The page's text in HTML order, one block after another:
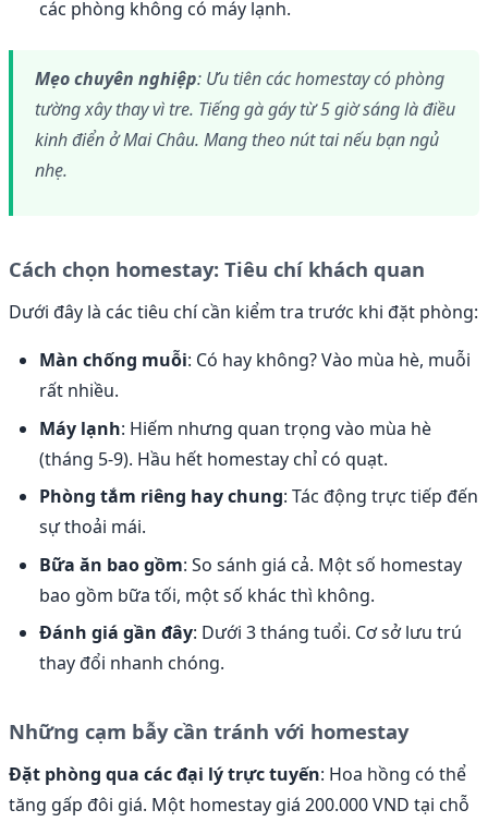
các phòng không có máy lạnh.
Mẹo chuyên nghiệp: Ưu tiên các homestay có phòng
tường xây thay vì tre. Tiếng gà gáy từ 5 giờ sáng là điều
kinh điển ở Mai Châu. Mang theo nút tai nếu bạn ngủ
nhẹ.
Cách chọn homestay: Tiêu chí khách quan
Dưới đây là các tiêu chí cần kiểm tra trước khi đặt phòng:
Màn chống muỗi: Có hay không? Vào mùa hè, muỗi
rất nhiều.
Máy lạnh: Hiếm nhưng quan trọng vào mùa hè
(tháng 5-9). Hầu hết homestay chỉ có quạt.
Phòng tắm riêng hay chung: Tác động trực tiếp đến
sự thoải mái.
Bữa ăn bao gồm: So sánh giá cả. Một số homestay
bao gồm bữa tối, một số khác thì không.
Đánh giá gần đây: Dưới 3 tháng tuổi. Cơ sở lưu trú
thay đổi nhanh chóng.
Những cạm bẫy cần tránh với homestay
Đặt phòng qua các đại lý trực tuyến: Hoa hồng có thể
tăng gấp đôi giá. Một homestay giá 200.000 VND tại chỗ